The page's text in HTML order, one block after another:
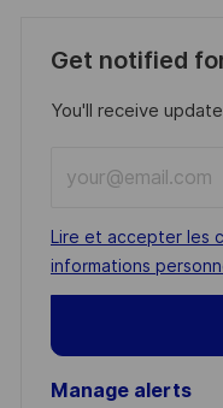
Get notified
You'll receive
Email
address
(Required)
Required
Lire et accepter les
informations
Manage alerts